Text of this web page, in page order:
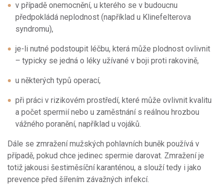
v případě onemocnění, u kterého se v budoucnu
předpokládá neplodnost (například u Klinefelterova
syndromu),
je-li nutné podstoupit léčbu, která může plodnost ovlivnit
– typicky se jedná o léky užívané v boji proti rakovině,
u některých typů operací,
při práci v rizikovém prostředí, které může ovlivnit kvalitu
a počet spermií nebo u zaměstnání s reálnou hrozbou
vážného poranění, například u vojáků.
Dále se zmražení mužských pohlavních buněk používá v
případě, pokud chce jedinec spermie darovat. Zmražení je
totiž jakousi šestiměsíční karanténou, a slouží tedy i jako
prevence před šířením závažných infekcí.